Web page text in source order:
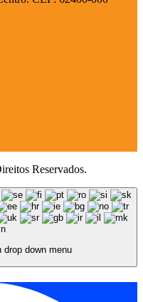
Reservados.